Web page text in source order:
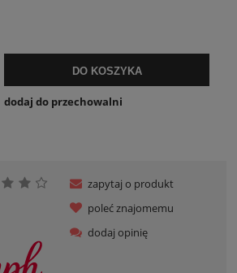
DO KOSZYKA
dodaj do przechowalni
zapytaj o produkt
poleć znajomemu
dodaj opinię